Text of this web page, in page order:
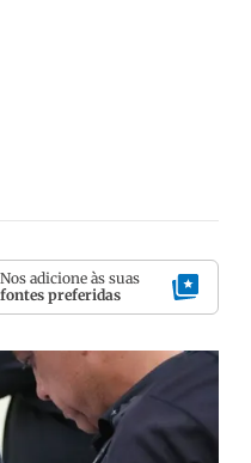
Nos adicione às suas
fontes preferidas